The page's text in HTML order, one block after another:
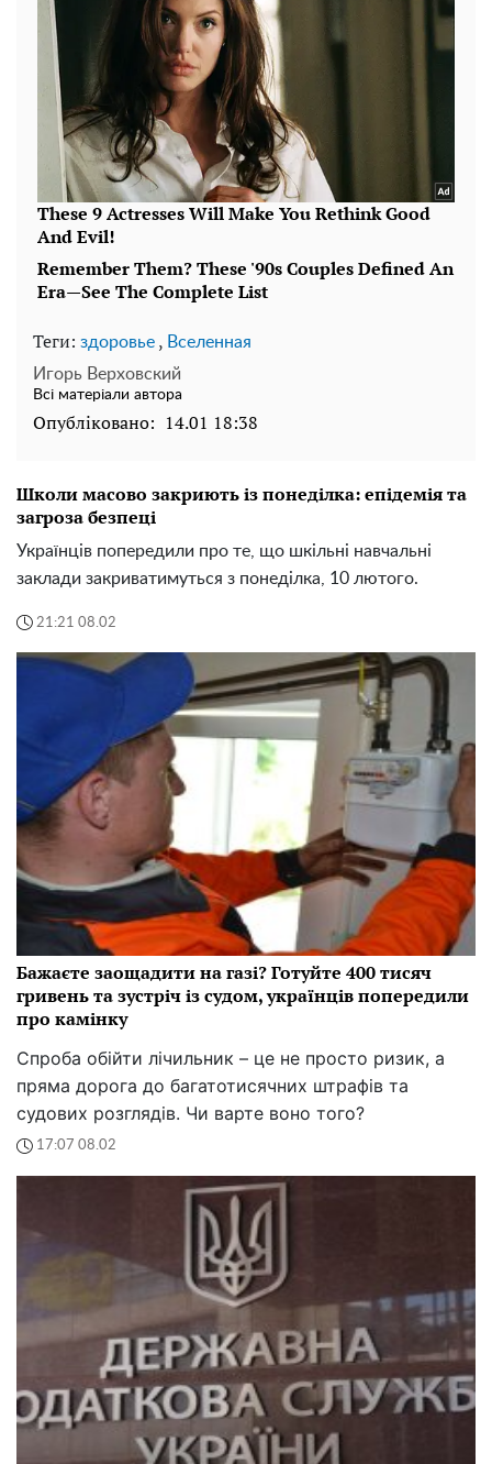
Теги: здоровье , Вселенная
Игорь Верховский
Всі матеріали автора
Опубліковано: 14.01 18:38
Школи масово закриють із понеділка: епідемія та
загроза безпеці
Українців попередили про те, що шкільні навчальні
заклади закриватимуться з понеділка, 10 лютого.
21:21 08.02
Бажаєте заощадити на газі? Готуйте 400 тисяч
гривень та зустріч із судом, українців попередили
про камінку
Спроба обійти лічильник – це не просто ризик, а
пряма дорога до багатотисячних штрафів та
судових розглядів. Чи варте воно того?
17:07 08.02